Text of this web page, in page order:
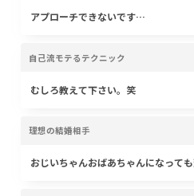
アプローチできないです…
自己流モテるテクニック
むしろ教えて下さい。笑
理想の結婚相手
おじいちゃんおばあちゃんになって